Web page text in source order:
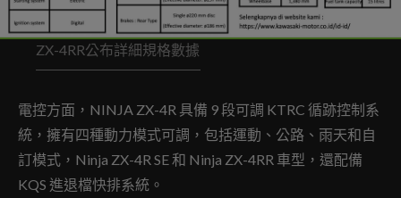
ZX-4RR公布詳細規格數據
電控方面，NINJA ZX-4R 具備 9 段可調 KTRC 循跡控制系
統，擁有四種動力模式可調，包括運動、公路、雨天和自
訂模式，Ninja ZX-4R SE 和 Ninja ZX-4RR 車型，還配備
KQS 進退檔快排系統。